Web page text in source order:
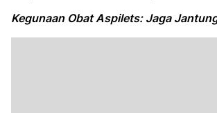
Kegunaan Obat Aspilets: Jaga